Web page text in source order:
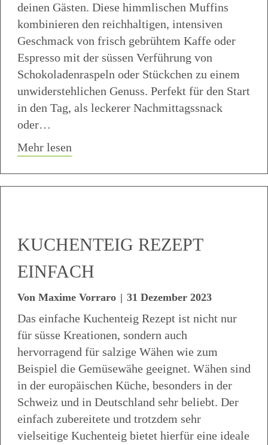
deinen Gästen. Diese himmlischen Muffins
kombinieren den reichhaltigen, intensiven
Geschmack von frisch gebrühtem Kaffe oder
Espresso mit der süssen Verführung von
Schokoladenraspeln oder Stückchen zu einem
unwiderstehlichen Genuss. Perfekt für den Start
in den Tag, als leckerer Nachmittagssnack
oder…
Mehr lesen
KUCHENTEIG REZEPT
EINFACH
Von Maxime Vorraro | 31 Dezember 2023
Das einfache Kuchenteig Rezept ist nicht nur
für süsse Kreationen, sondern auch
hervorragend für salzige Wähen wie zum
Beispiel die Gemüsewähe geeignet. Wähen sind
in der europäischen Küche, besonders in der
Schweiz und in Deutschland sehr beliebt. Der
einfach zubereitete und trotzdem sehr
vielseitige Kuchenteig bietet hierfür eine ideale